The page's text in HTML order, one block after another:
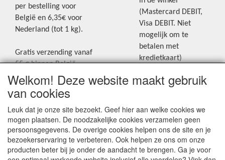
per bestelling voor
België en 6,35€ voor
Nederland (tot 1 kg).
Gratis verzending vanaf
55 € binnen België.
Gratis verzending vanaf
65 € naar Nederland.
Levering andere
landen: geen gratis
verzending, portkosten
worden aangerekend.
Zie voor een overzicht
(Mastercard DEBIT,
Visa DEBIT. Niet
mogelijk om te
betalen met
kredietkaart)
Blijf op de hoogte van de laatste
onze Facebookpagina.
Welkom! Deze website maakt gebruik
van cookies
Leuk dat je onze site bezoekt. Geef hier aan welke cookies we
mogen plaatsen. De noodzakelijke cookies verzamelen geen
persoonsgegevens. De overige cookies helpen ons de site en je
bezoekerservaring te verbeteren. Ook helpen ze ons om onze
producten beter bij je onder de aandacht te brengen. Ga je voor